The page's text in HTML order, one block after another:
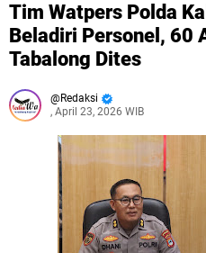
Tim Watpers Polda
Beladiri Personel, 60
Tabalong Dites
Redaksi
, April 23, 2026 WIB